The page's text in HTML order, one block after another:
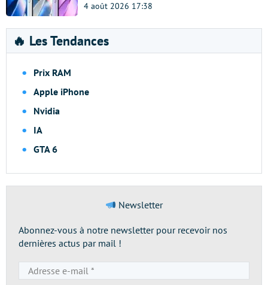
4 août 2026 17:38
🔥 Les Tendances
Prix RAM
Apple iPhone
Nvidia
IA
GTA 6
Newsletter
Abonnez-vous à notre newsletter pour recevoir nos
dernières actus par mail !
e-